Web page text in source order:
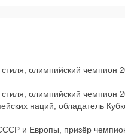
стиля, олимпийский чемпион
стиля, олимпийский
наций, обладатель
и Европы, призёр